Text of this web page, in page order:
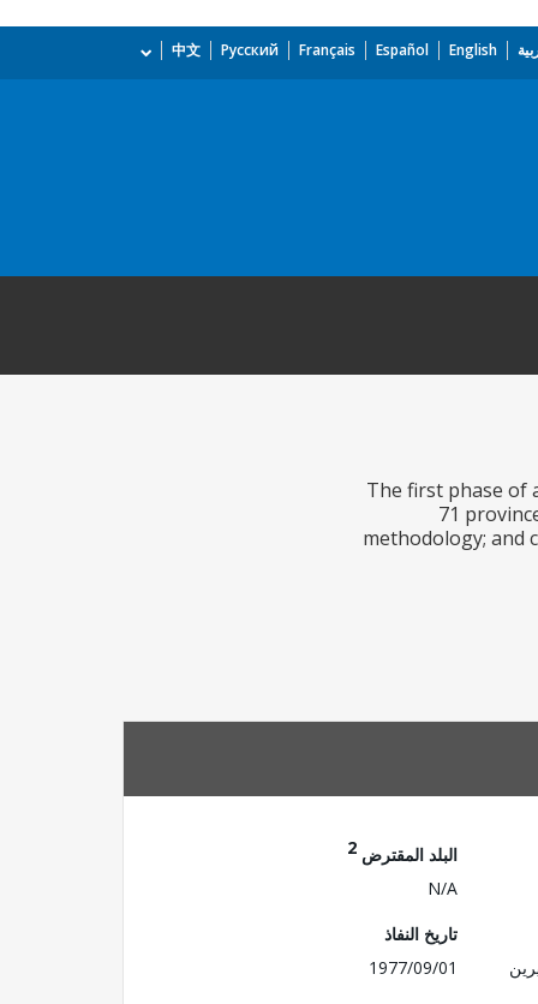
English
Español
Français
Русский
中文
The first phase of
71
methodology; and
البلد المقترض 2
N/A
تاريخ النفاذ
1977/09/01